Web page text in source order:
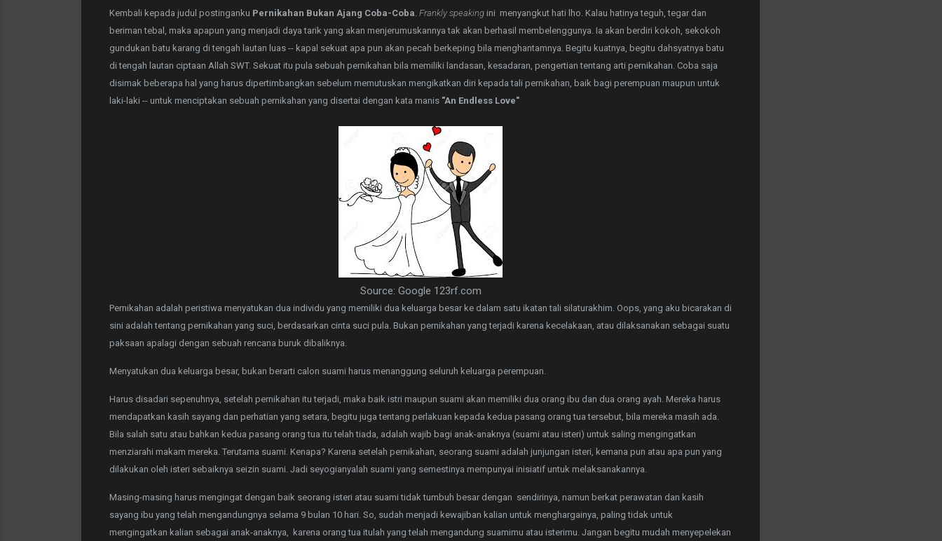
Kembali kepada judul postinganku Pernikahan Bukan Ajang Coba-Coba Frankly speaking ini menyangkut hati lho. Kalau hatinya teguh, tegar dan
beriman tebal, maka apapun yang menjadi daya tarik yang akan menjerumuskannya tak akan berhasil membelenggunya. Ia akan berdiri kokoh, sekokoh
gundukan batu karang di tengah lautan luas -- kapal sekuat apa pun akan pecah berkeping bila menghantamnya. Begitu kuatnya, begitu dahsyatnya batu
di tengah lautan ciptaan Allah SWT. Sekuat itu pula sebuah pernikahan bila memiliki landasan, kesadaran, pengertian tentang arti pernikahan. Coba saja
disimak beberapa hal yang harus dipertimbangkan sebelum memutuskan mengikatkan diri kepada tali pernikahan, baik bagi perempuan maupun untuk
laki-laki -- untuk menciptakan sebuah pernikahan yang disertai dengan kata manis "An Endless Love"
Source: Google 123rf.com
Pernikahan adalah peristiwa menyatukan dua individu yang memiliki dua keluarga besar ke dalam satu ikatan tali silaturakhim. Oops, yang aku bicarakan di
sini adalah tentang pernikahan yang suci, berdasarkan cinta suci pula. Bukan pernikahan yang terjadi karena kecelakaan, atau dilaksanakan sebagai suatu
paksaan apalagi dengan sebuah rencana buruk dibaliknya.
Menyatukan dua keluarga besar, bukan berarti calon suami harus menanggung seluruh keluarga perempuan.
Harus disadari sepenuhnya, setelah pernikahan itu terjadi, maka baik istri maupun suami akan memiliki dua orang ibu dan dua orang ayah. Mereka harus
mendapatkan kasih sayang dan perhatian yang setara, begitu juga tentang perlakuan kepada kedua pasang orang tua tersebut, bila mereka masih ada.
Bila salah satu atau bahkan kedua pasang orang tua itu telah tiada, adalah wajib bagi anak-anaknya (suami atau isteri) untuk saling mengingatkan
menziarahi makam mereka. Terutama suami. Kenapa? Karena setelah pernikahan, seorang suami adalah junjungan isteri, kemana pun atau apa pun yang
dilakukan oleh isteri sebaiknya seizin suami. Jadi seyogianyalah suami yang semestinya mempunyai inisiatif untuk melaksanakannya.
Masing-masing harus mengingat dengan baik seorang isteri atau suami tidak tumbuh besar dengan sendirinya, namun berkat perawatan dan kasih
sayang ibu yang telah mengandungnya selama 9 bulan 10 hari. So, sudah menjadi kewajiban kalian untuk menghargainya, paling tidak untuk
mengingatkan kalian sebagai anak-anaknya, karena orang tua itulah yang telah mengandung suamimu atau isterimu. Jangan begitu mudah menyepelekan